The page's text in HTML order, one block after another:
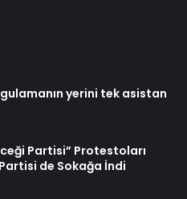
yerini tek asistan
Partisi” Protestoları
de Sokağa İndi